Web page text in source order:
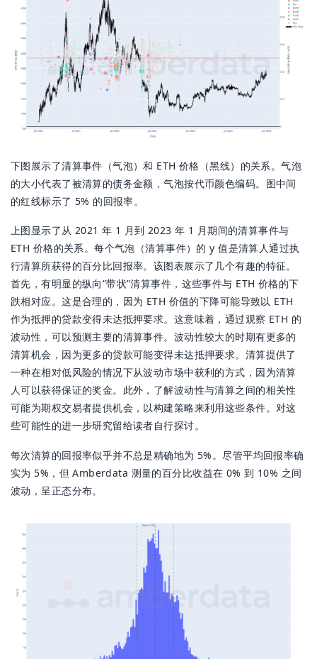
下图展示了清算事件（气泡）和 ETH 价格（黑线）的关系。气泡
的大小代表了被清算的债务金额，气泡按代币颜色编码。图中间
的红线标示了 5% 的回报率。
上图显示了从 2021 年 1 月到 2023 年 1 月期间的清算事件与
ETH 价格的关系。每个气泡（清算事件）的 y 值是清算人通过执
行清算所获得的百分比回报率。该图表展示了几个有趣的特征。
首先，有明显的纵向“带状”清算事件，这些事件与 ETH 价格的下
跌相对应。这是合理的，因为 ETH 价值的下降可能导致以 ETH
作为抵押的贷款变得未达抵押要求。这意味着，通过观察 ETH 的
波动性，可以预测主要的清算事件。波动性较大的时期有更多的
清算机会，因为更多的贷款可能变得未达抵押要求。清算提供了
一种在相对低风险的情况下从波动市场中获利的方式，因为清算
人可以获得保证的奖金。此外，了解波动性与清算之间的相关性
可能为期权交易者提供机会，以构建策略来利用这些条件。对这
些可能性的进一步研究留给读者自行探讨。
每次清算的回报率似乎并不总是精确地为 5%。尽管平均回报率确
实为 5%，但 Amberdata 测量的百分比收益在 0% 到 10% 之间
波动，呈正态分布。